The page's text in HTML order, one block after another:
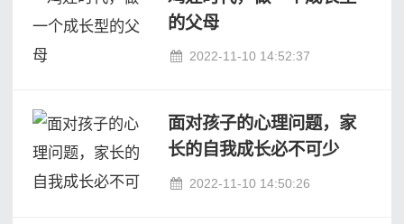
的父母
2022-11-10 14:52:37
面对孩子的心理问题，家
长的自我成长必不可少
2022-11-10 14:50:26